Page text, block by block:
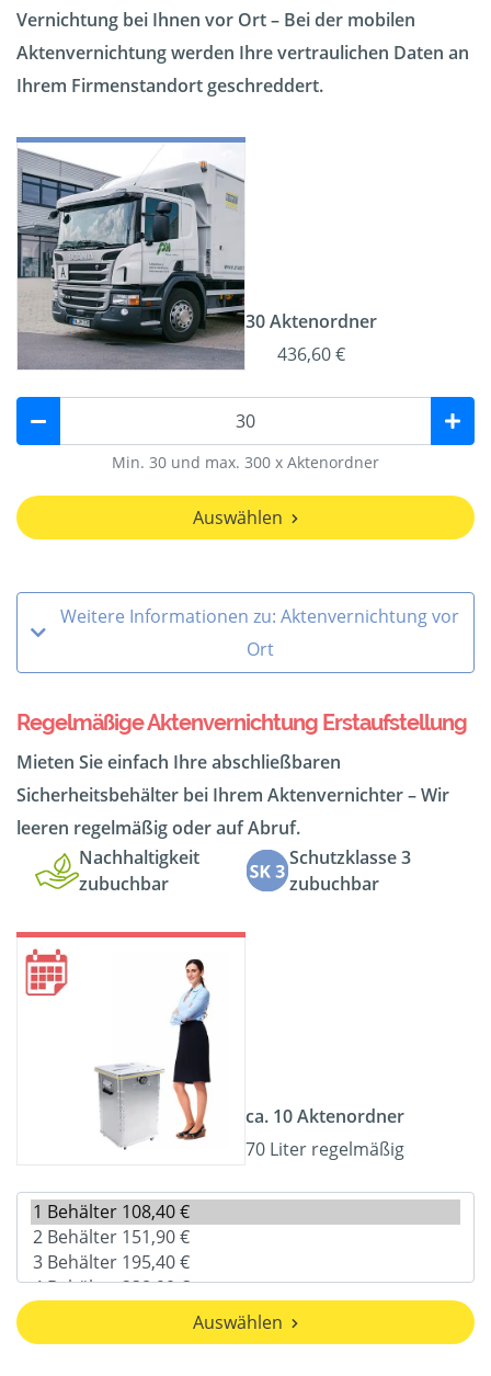
Vernichtung bei Ihnen vor Ort – Bei der mobilen
Aktenvernichtung werden Ihre vertraulichen Daten an
Ihrem Firmenstandort geschreddert.
30 Aktenordner
436,60 €
Min. 30 und max. 300 x Aktenordner
Auswählen
Weitere Informationen zu: Aktenvernichtung vor
Ort
Regelmäßige Aktenvernichtung Erstaufstellung
Mieten Sie einfach Ihre abschließbaren
Sicherheitsbehälter bei Ihrem Aktenvernichter – Wir
leeren regelmäßig oder auf Abruf.
Nachhaltigkeit
zubuchbar
Schutzklasse 3
zubuchbar
ca. 10 Aktenordner
70 Liter regelmäßig
Auswählen